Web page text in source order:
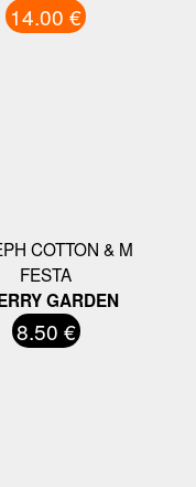
14.00 €
COTTON & M
FESTA
GARDEN
8.50 €